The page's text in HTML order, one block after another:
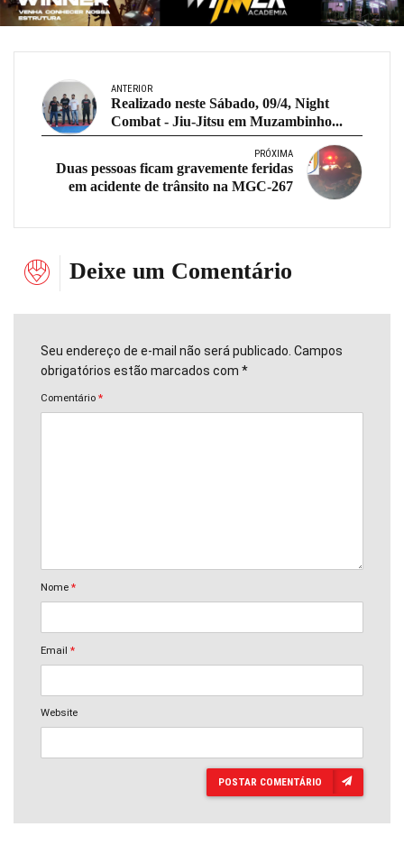
ANTERIOR
Realizado neste Sábado, 09/4, Night
Combat - Jiu-Jitsu em Muzambinho...
PRÓXIMA
Duas pessoas ficam gravemente feridas
em acidente de trânsito na MGC-267
Deixe um Comentário
Seu endereço de e-mail não será publicado. Campos
obrigatórios estão marcados com *
Comentário *
Nome *
Email *
Website
POSTAR COMENTÁRIO